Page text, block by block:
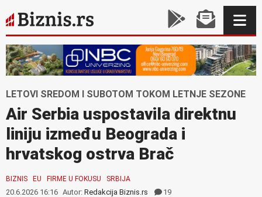
LETOVI SREDOM I SUBOTOM TOKOM LETNJE SEZONE
Air Serbia uspostavila direktnu
liniju između Beograda i
hrvatskog ostrva Brač
BIZNIS EU FIRME U FOKUSU SRBIJA
20.6.2026 16:16 Autor: Redakcija Biznis.rs 19